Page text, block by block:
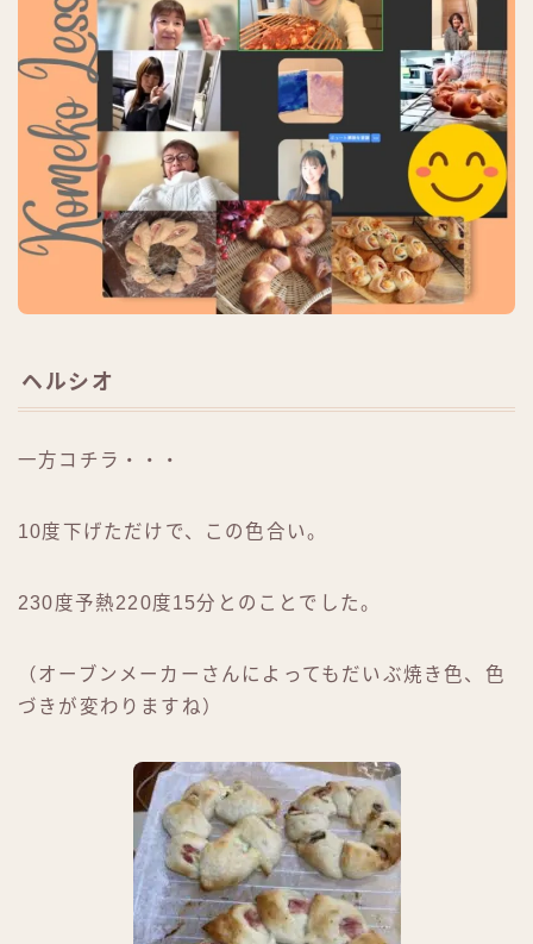
ヘルシオ
一方コチラ・・・
10度下げただけで、この色合い。
230度予熱220度15分とのことでした。
（オーブンメーカーさんによってもだいぶ焼き色、色
づきが変わりますね）